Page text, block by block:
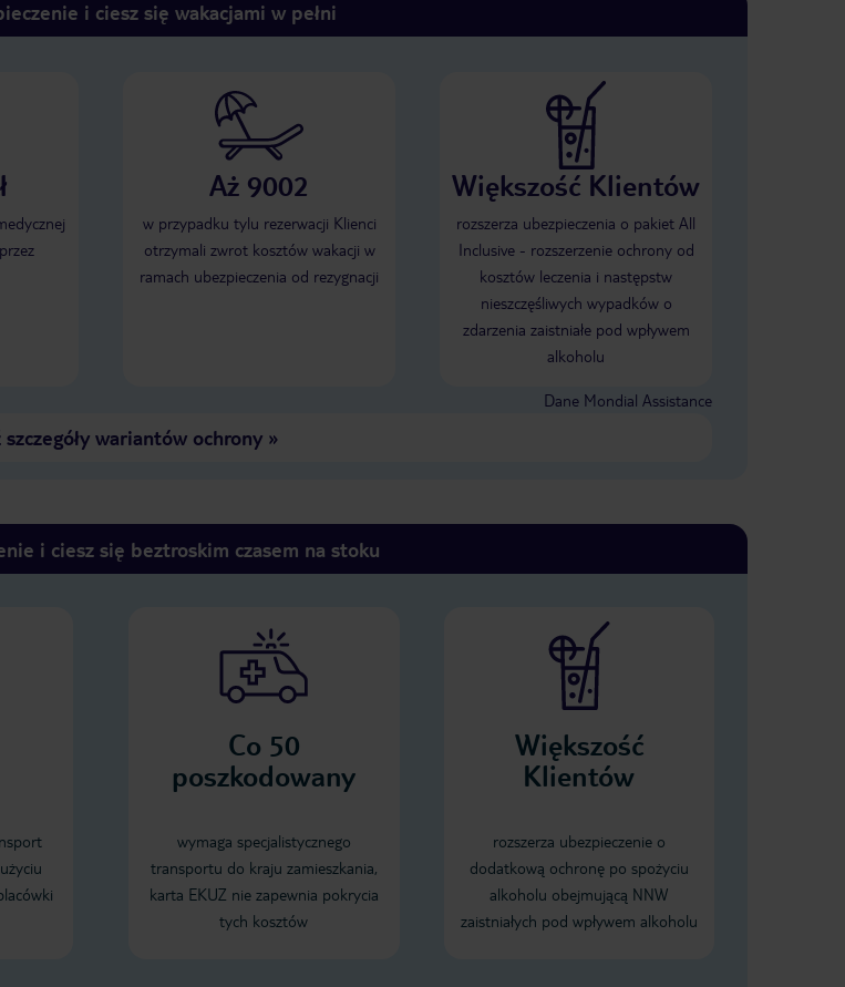
i ciesz się wakacjami w pełni
Aż 9002
w przypadku tylu rezerwacji Klienci
otrzymali zwrot kosztów wakacji w
ramach ubezpieczenia od rezygnacji
Większość Klientów
rozszerza ubezpieczenia o pakiet All
Inclusive - rozszerzenie ochrony od
kosztów leczenia i następstw
nieszczęśliwych wypadków o
zdarzenia zaistniałe pod wpływem
alkoholu
Dane Mondial Assistance
wariantów ochrony»
i ciesz się beztroskim czasem na stoku
Co 50
poszkodowany
wymaga specjalistycznego
transportu do kraju zamieszkania,
karta EKUZ nie zapewnia pokrycia
tych kosztów
Większość
Klientów
rozszerza ubezpieczenie o
dodatkową ochronę po spożyciu
alkoholu obejmującą NNW
zaistniałych pod wpływem alkoholu